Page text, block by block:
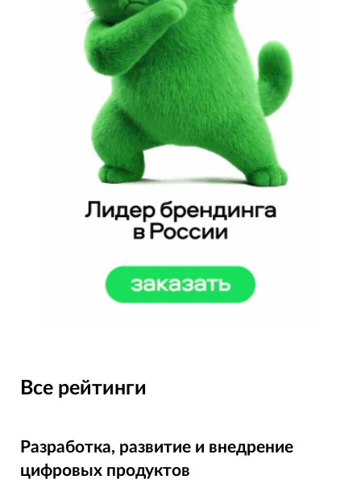
Все рейтинги
Разработка, развитие и внедрение
цифровых продуктов